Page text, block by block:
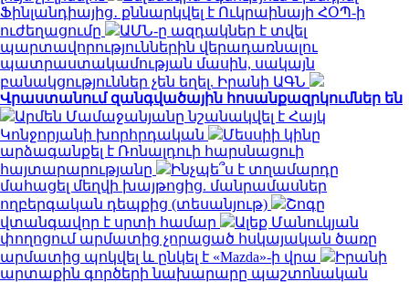
Ֆինլանդիայից․ քննարկվել է Ուկրաինայի ՀՕՊ-ի
ուժեղացումը
ԱՄՆ-ը ազդակներ է տվել
պարտավորություններին վերադառնալու
պատրաստակամության մասին, սակայն
բանակցություններ չեն եղել. Իրանի ԱԳՆ
Վրաստանում զանգվածային հոսանքազրկումներ են
Արմեն Մամաջանյանը նշանակվել է Հայկ
Կոնջորյանի խորհրդական
Մեսսիի կինը
արձագանքել է Ռոնալդուի հարսնացուի
հայտարարությանը
Ինչպե՞ս է տղամարդը
մահացել մեղվի խայթոցից. մանրամասներ
ողբերգական դեպքից (տեսանյութ)
Շոգը
վտանգավոր է սրտի համար
Ալեք Մանուկյան
փողոցում արմատից չորացած հսկայական ծառը
արմատից պոկվել և ընկել է «Mazda»-ի վրա
Իրանի
արտաքին գործերի նախարարը պաշտոնական